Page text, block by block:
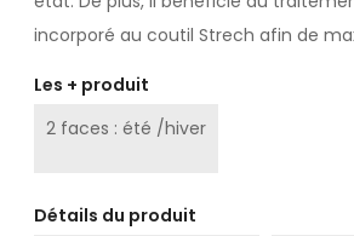
incorporé au coutil Strech afin de
Les + produit
2 faces : été /hiver
Détails du produit